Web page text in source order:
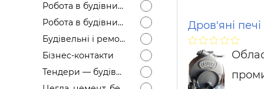
Вікна
Робота в будівництві — Вакансії
Робота в будівництві — Резюме
Будівельні і ремонтні послуги
Бізнес-контакти
Тендери — будівельні
Дров'яні